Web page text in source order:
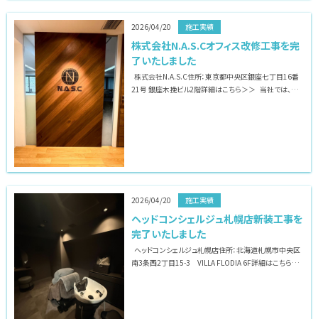
2026/04/20
施工実績
株式会社N.A.S.Cオフィス改修工事を完
了いたしました
株式会社N.A.S.C住所：東京都中央区銀座七丁目16番
21号 銀座木挽ビル2階詳細はこちら＞＞ 当社では、店
2026/04/20 施工実績
ヘッドコンシェルジュ札幌店新装工事を
完了いたしました
ヘッドコンシェルジュ札幌店住所：北海道札幌市中央区
南3条西2丁目15-3 VILLA FLODIA 6F詳細はこちら＞